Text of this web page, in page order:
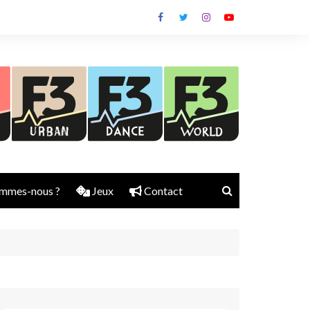
nous ? Jeux Contact